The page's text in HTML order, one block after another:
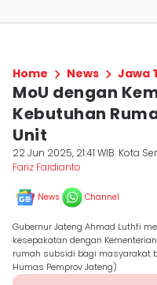
Home News Jawa
MoU dengan
Kebutuhan
Unit
22 Jun 2025, 21:41 WIB Kota
Fariz Fardianto
News Channel
Gubernur Jateng Ahmad Luthfi
kesepakatan dengan
rumah subsidi bagi masyarakat
Humas Pemprov Jateng)